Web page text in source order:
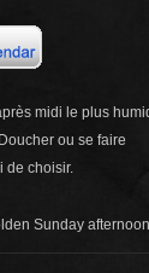
midi le plus
ou se faire
de choisir.
Sunday